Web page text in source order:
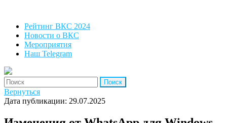
Рейтинг ВКС 2024
Новости о ВКС
Мероприятия
Наш Telegram
'Найти:
Вернуться
Дата публикации: 29.07.2025